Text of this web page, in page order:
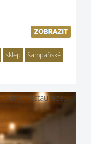
sklep
šampaňské